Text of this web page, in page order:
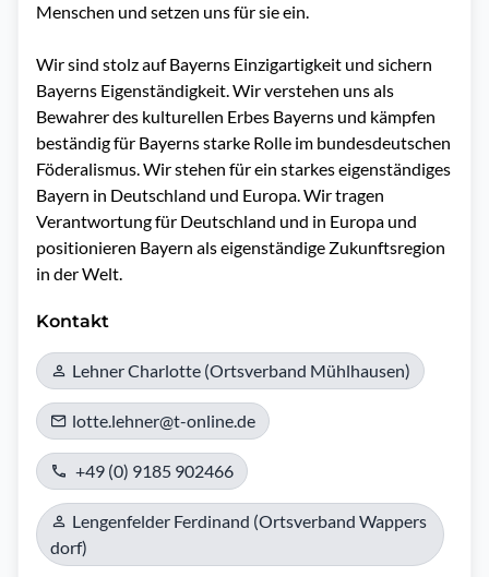
Menschen und setzen uns für sie ein.
Wir sind stolz auf Bayerns Einzigartigkeit und sichern
Bayerns Eigenständigkeit. Wir verstehen uns als
Bewahrer des kulturellen Erbes Bayerns und kämpfen
beständig für Bayerns starke Rolle im bundesdeutschen
Föderalismus. Wir stehen für ein starkes eigenständiges
Bayern in Deutschland und Europa. Wir tragen
Verantwortung für Deutschland und in Europa und
positionieren Bayern als eigenständige Zukunftsregion
in der Welt.
Kontakt
Lehner Charlotte (Ortsverband Mühlhausen)
lotte.lehner@t-online.de
+49 (0) 9185 902466
Lengenfelder Ferdinand (Ortsverband Wappers
dorf)